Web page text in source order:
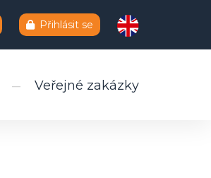
Přihlásit se
Veřejné zakázky